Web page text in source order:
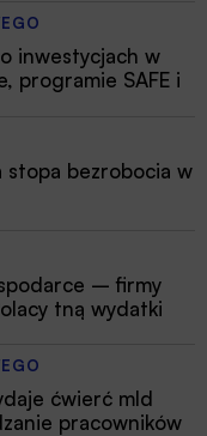
inwestycjach w
programie SAFE i
stopa bezrobocia w
– firmy
tną wydatki
ćwierć mld
pracowników